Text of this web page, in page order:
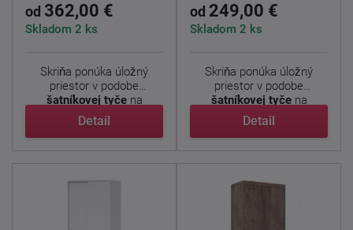
od 362,00 €
Skladom 2 ks
Skriňa ponúka úložný
priestor v podobe
šatníkovej tyčena
zavesenie ...
Detail
od 249,00 €
Skladom 2 ks
Skriňa ponúka úložný
priestor v podobe
šatníkovej tyčena
zavesenie ...
Detail